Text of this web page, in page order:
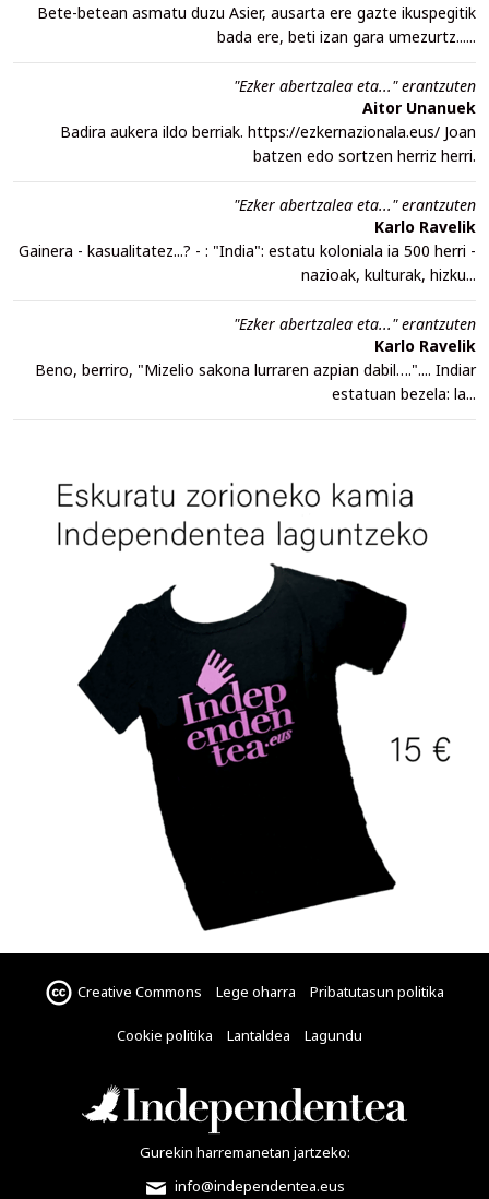
Bete-betean asmatu duzu Asier, ausarta ere gazte ikuspegitik
bada ere, beti izan gara umezurtz......
"Ezker abertzalea eta..." erantzuten
Aitor Unanuek
Badira aukera ildo berriak. https://ezkernazionala.eus/ Joan
batzen edo sortzen herriz herri.
"Ezker abertzalea eta..." erantzuten
Karlo Ravelik
Gainera - kasualitatez...? - : "India": estatu koloniala ia 500 herri -
nazioak, kulturak, hizku...
"Ezker abertzalea eta..." erantzuten
Karlo Ravelik
Beno, berriro, "Mizelio sakona lurraren azpian dabil….".... Indiar
estatuan bezela: la...
Creative Commons Lege oharra Pribatutasun politika
Cookie politika Lantaldea Lagundu
Gurekin harremanetan jartzeko:
info@independentea.eus